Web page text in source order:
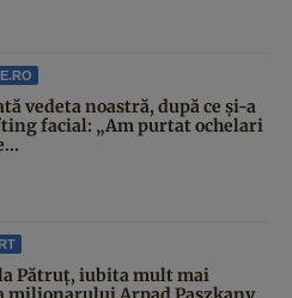
vedeta noastră, după ce și-a
facial: „Am purtat ochelari
Pătruț, iubita mult mai